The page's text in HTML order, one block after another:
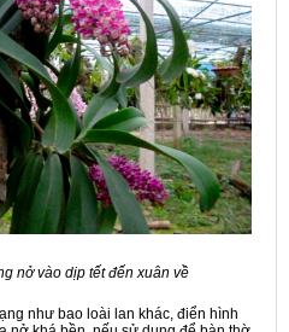
nở vào dịp tết đến xuân về
như bao loài lan khác, điển hình